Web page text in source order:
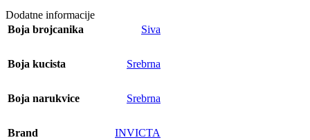
Dodatne informacije
Boja brojcanika
Siva
Boja kucista Srebrna
Boja narukvice Srebrna
Brand INVICTA